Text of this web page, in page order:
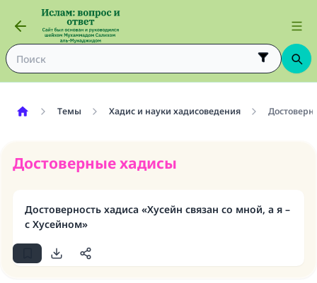
Темы Хадис и науки хадисоведения
Достоверные хадисы
Достоверность хадиса «Хусейн связан со мной, а я –
с Хусейном»
Ответ № 110845 помог сохранить